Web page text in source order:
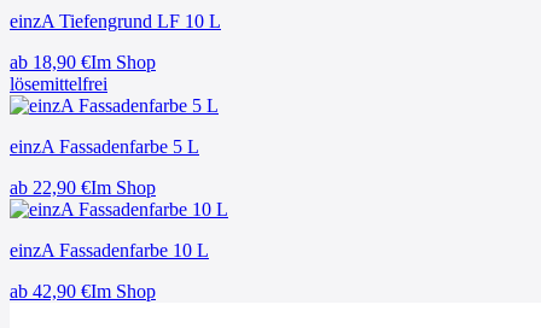
einzA Tiefengrund LF 10 L
ab 18,90 €Im Shop
lösemittelfrei
einzA Fassadenfarbe 5 L
ab 22,90 €Im Shop
einzA Fassadenfarbe 10 L
ab 42,90 €Im Shop